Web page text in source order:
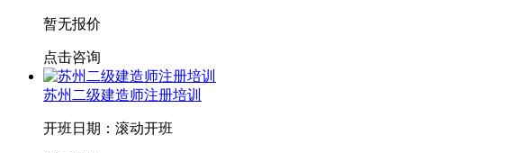
暂无报价
点击咨询
苏州二级建造师注册培训
开班日期：滚动开班